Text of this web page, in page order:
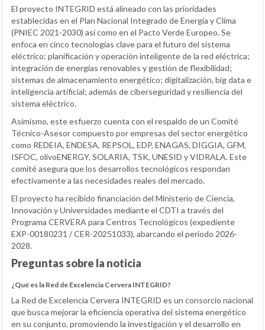
El proyecto INTEGRID está alineado con las prioridades
establecidas en el Plan Nacional Integrado de Energía y Clima
(PNIEC 2021-2030) así como en el Pacto Verde Europeo. Se
enfoca en cinco tecnologías clave para el futuro del sistema
eléctrico: planificación y operación inteligente de la red eléctrica;
integración de energías renovables y gestión de flexibilidad;
sistemas de almacenamiento energético; digitalización, big data e
inteligencia artificial; además de ciberseguridad y resiliencia del
sistema eléctrico.
Asimismo, este esfuerzo cuenta con el respaldo de un Comité
Técnico-Asesor compuesto por empresas del sector energético
como REDEIA, ENDESA, REPSOL, EDP, ENAGAS, DIGGIA, GFM,
ISFOC, olivoENERGY, SOLARIA, TSK, UNESID y VIDRALA. Este
comité asegura que los desarrollos tecnológicos respondan
efectivamente a las necesidades reales del mercado.
El proyecto ha recibido financiación del Ministerio de Ciencia,
Innovación y Universidades mediante el CDTI a través del
Programa CERVERA para Centros Tecnológicos (expediente
EXP-00180231 / CER-20251033), abarcando el periodo 2026-
2028.
Preguntas sobre la noticia
¿Qué es la Red de Excelencia Cervera INTEGRID?
La Red de Excelencia Cervera INTEGRID es un consorcio nacional
que busca mejorar la eficiencia operativa del sistema energético
en su conjunto, promoviendo la investigación y el desarrollo en